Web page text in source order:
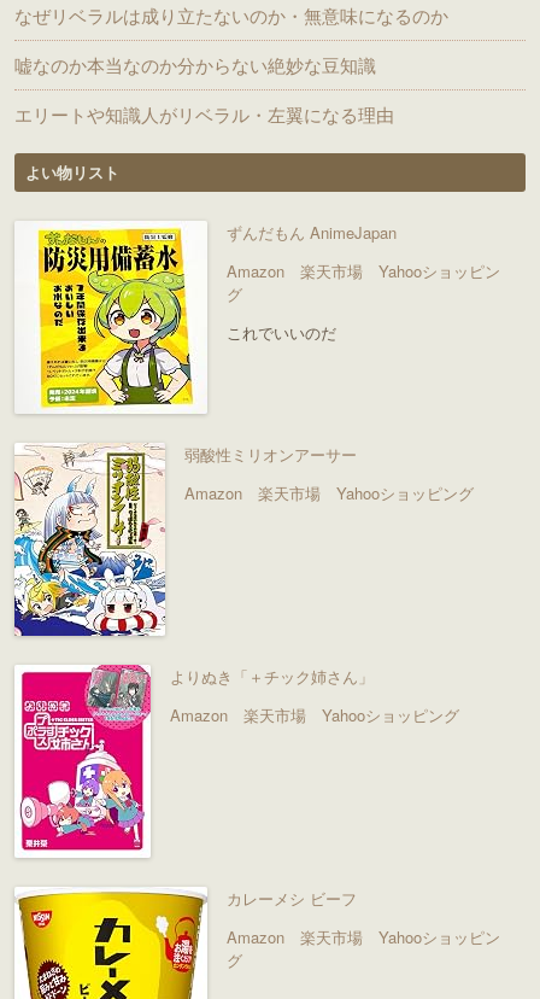
なぜリベラルは成り立たないのか・無意味になるのか
嘘なのか本当なのか分からない絶妙な豆知識
エリートや知識人がリベラル・左翼になる理由
よい物リスト
ずんだもん AnimeJapan
Amazon
楽天市場
Yahooショッピン
グ
これでいいのだ
弱酸性ミリオンアーサー
Amazon
楽天市場 Yahooショッピング
よりぬき「＋チック姉さん」
Amazon
楽天市場 Yahooショッピング
カレーメシ ビーフ
Amazon
楽天市場
Yahooショッピン
グ